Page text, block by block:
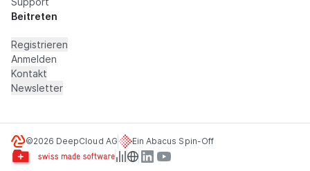
Beitreten
Registrieren
Anmelden
Kontakt
Newsletter
©2026 DeepCloud AG Ein Abacus Spin-Off